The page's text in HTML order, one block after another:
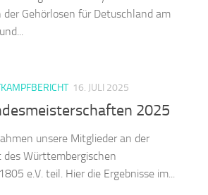
der Gehörlosen für Detuschland am
16. JULI 2025
2025
unsere Mitglieder an der
Württembergischen
e.V. teil. Hier die Ergebnisse im...